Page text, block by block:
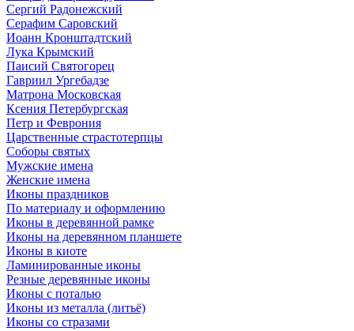
Сергий Радонежский
Серафим Саровский
Иоанн Кронштадтский
Лука Крымский
Паисий Святогорец
Гавриил Ургебадзе
Матрона Московская
Ксения Петербургская
Петр и Феврония
Царственные страстотерпцы
Соборы святых
Мужские имена
Женские имена
Иконы праздников
По материалу и оформлению
Иконы в деревянной рамке
Иконы на деревянном планшете
Иконы в киоте
Ламинированные иконы
Резные деревянные иконы
Иконы с поталью
Иконы из металла (литьё)
Иконы со стразами